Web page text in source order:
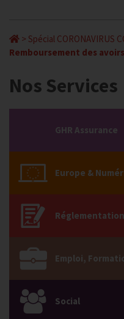
> Spécial CORONAVIRUS
Remboursement des avoirs
Nos Services
GHR Assurance
Europe &
Emploi,
Social